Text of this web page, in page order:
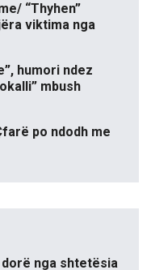
“Thyhen”
viktima nga
humori ndez
mbush
po ndodh me
nga shtetësia